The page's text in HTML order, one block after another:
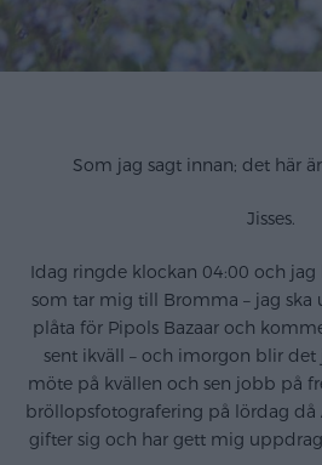
Som jag sagt innan; det här
Jisses.
Idag ringde klockan 04:00 och
som tar mig till Bromma – jag
plåta för Pipols Bazaar och
sent ikväll – och imorgon blir
möte på kvällen och sen jobb på
bröllopsfotografering på lördag då
gifter sig och har gett mig